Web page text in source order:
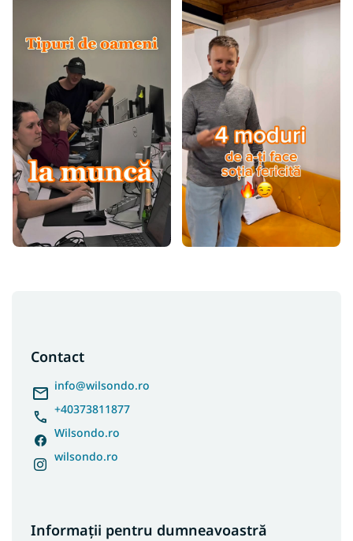
Contact
info@wilsondo.ro
+40373811877
Wilsondo.ro
wilsondo.ro
Informații pentru dumneavoastră